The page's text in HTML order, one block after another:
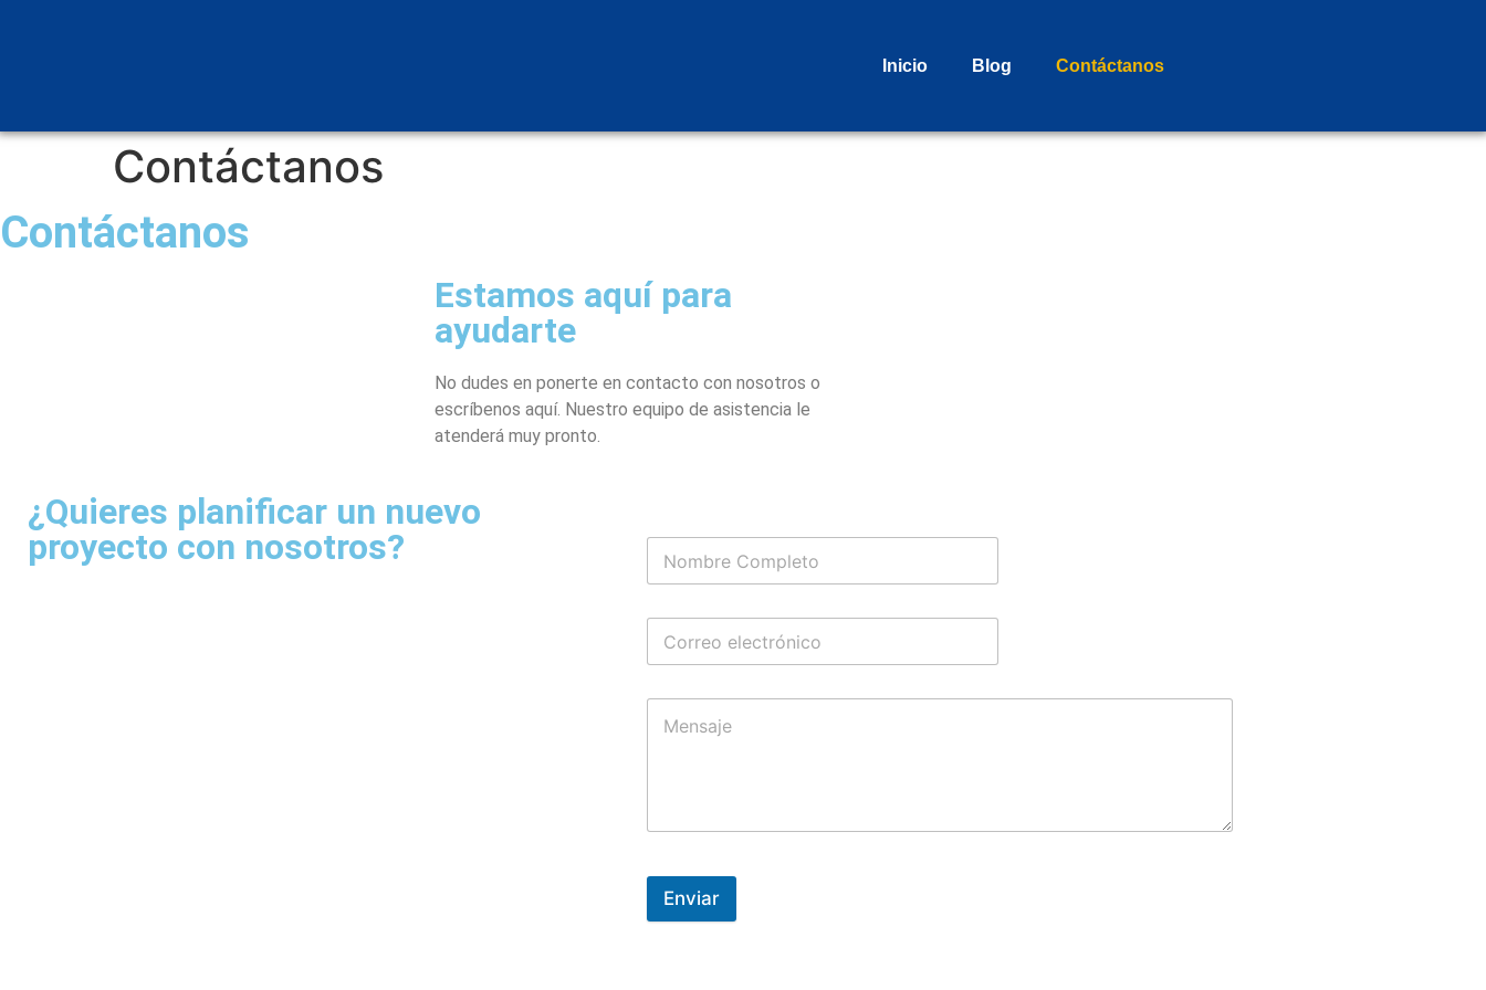
Inicio Blog Contáctanos
Contáctanos
Contáctanos
Estamos aquí para
ayudarte
No dudes en ponerte en contacto con nosotros o
escríbenos aquí. Nuestro equipo de asistencia le
atenderá muy pronto.
¿Quieres planificar un nuevo
proyecto con nosotros?
Enviar